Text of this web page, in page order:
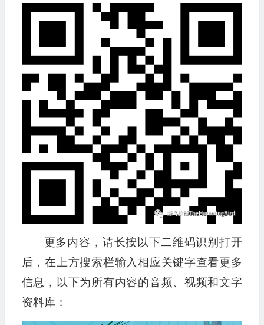
更多内容，请长按以下二维码识别打开
后，在上方搜索栏输入相应关键字查看更多
信息，以下为所有内容的音频、视频和文字
资料库：